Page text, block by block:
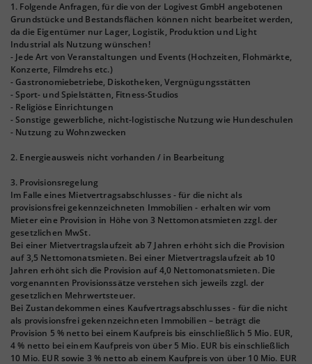
1. Folgende Anfragen, für die von der Logivest GmbH angebotenen
Grundstücke und Bestandsflächen können nicht bearbeitet werden,
da die Eigentümer nur Lager, Logistik, Produktion und Light
Industrial als Nutzung wünschen!
- Jede Art von Veranstaltungen und Events (Hochzeiten, Flohmärkte,
Konzerte, Filmdrehs etc.)
- Gastronomiebetriebe, Diskotheken, Vergnügungsstätten
- Sport- und Spielstätten, Fitness-Studios
- Religiöse Einrichtungen
- Sonstige gewerbliche, nicht-logistische Nutzung wie Hundeschulen
- Nutzung zu Wohnzwecken
2. Energieausweis nicht vorhanden / in Bearbeitung
3. Provisionsregelung
Im Falle eines Mietvertragsabschlusses - für die nicht als
provisionsfrei gekennzeichneten Immobilien - erhalten wir vom
Mieter eine Provision in Höhe von 3 Nettomonatsmieten zzgl. der
gesetzlichen MwSt.
Bei einer Mietvertragslaufzeit ab 7 Jahren erhöht sich die Provision
auf 3,5 Nettomonatsmieten. Bei einer Mietvertragslaufzeit ab 10
Jahren erhöht sich die Provision auf 4,0 Nettomonatsmieten. Die
vorgenannten Provisionssätze verstehen sich jeweils zzgl. der
gesetzlichen Mehrwertsteuer.
Bei Zustandekommen eines Kaufvertragsabschlusses - für die nicht
als provisionsfrei gekennzeichneten Immobilien – beträgt die
Provision 5 % netto bei einem Kaufpreis bis einschließlich 5 Mio. EUR,
4 % netto bei einem Kaufpreis von über 5 Mio. EUR bis einschließlich
10 Mio. EUR sowie 3 % netto ab einem Kaufpreis von über 10 Mio. EUR